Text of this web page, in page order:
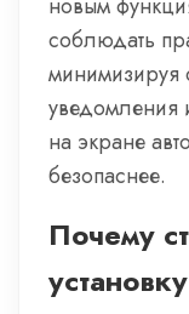
соблюдать
минимизируя
уведомления
на экране
безопаснее.
Почему